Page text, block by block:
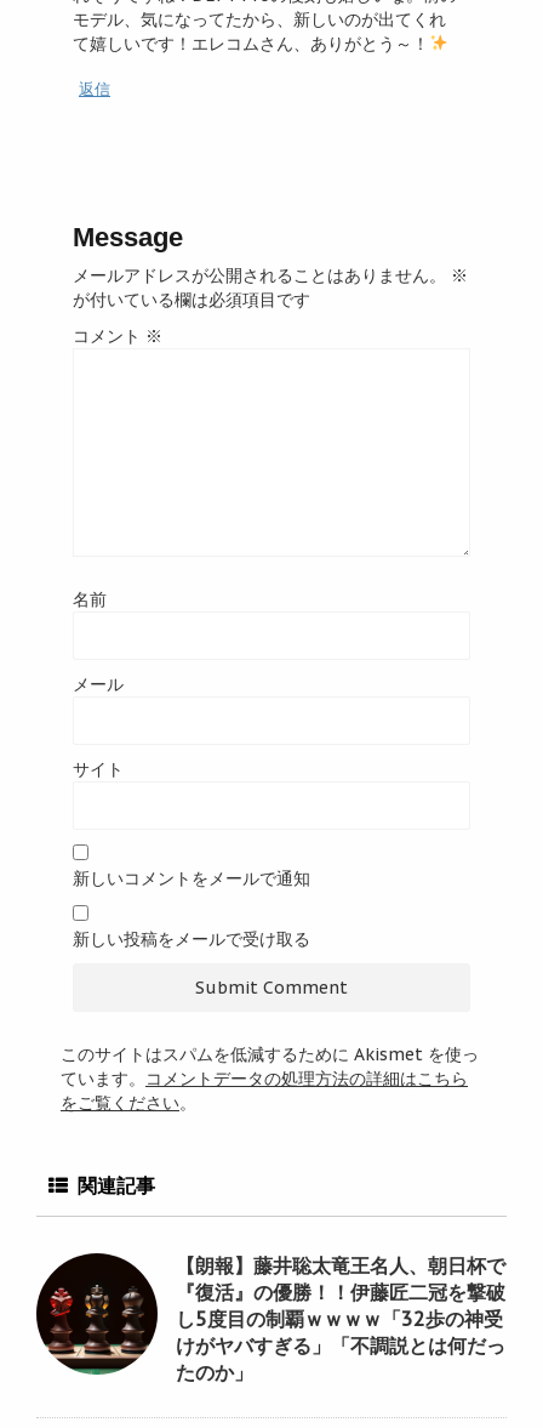
モデル、気になってたから、新しいのが出てくれ
て嬉しいです！エレコムさん、ありがとう～！
返信
Message
メールアドレスが公開されることはありません。
※
が付いている欄は必須項目です
コメント ※
名前
メール
サイト
新しいコメントをメールで通知
新しい投稿をメールで受け取る
このサイトはスパムを低減するために Akismet を使っ
ています。
コメントデータの処理方法の詳細はこちら
をご覧ください。
関連記事
【朗報】藤井聡太竜王名人、朝日杯で
『復活』の優勝！！伊藤匠二冠を撃破
し5度目の制覇ｗｗｗｗ「32歩の神受
けがヤバすぎる」「不調説とは何だっ
たのか」